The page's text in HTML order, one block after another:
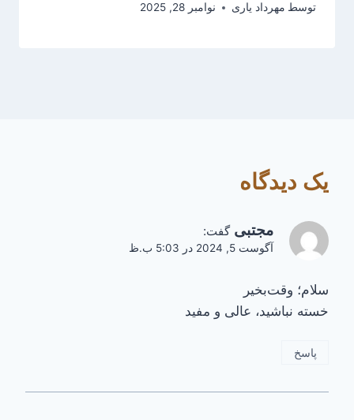
توسط مهرداد یاری نوامبر 28, 2025
یک دیدگاه
مجتبی گفت:
آگوست 5, 2024 در 5:03 ب.ظ
سلام؛ وقت‌بخیر
خسته نباشید، عالی و مفید
پاسخ